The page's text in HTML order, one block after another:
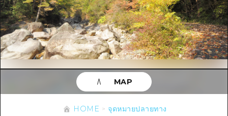
คำแนะนำ
ศิลปะ
งานอีเว้นท์ / เทศกาล
อาหารรสเลิศ / สุรา
การปั่นจักรยาน
ช้อปปิ้ง
รายการ
คู่มือ Dive! Hiroshima
ฮิโรชิม่า โมชิ โมชิ ทราเวล
บริเวณรอบเมืองฮิโรชิม่า
จุดหมายปลายทาง
รายการ
บริเวณรอบเมืองฮิโรชิม่า
อากิ
บิงโก
อีเว้นท์
ข้อมูลตามฤดูกาล
ข้อมูลที่เป็นประโยชน์
HOME จุดหมายปลายทาง
MAP